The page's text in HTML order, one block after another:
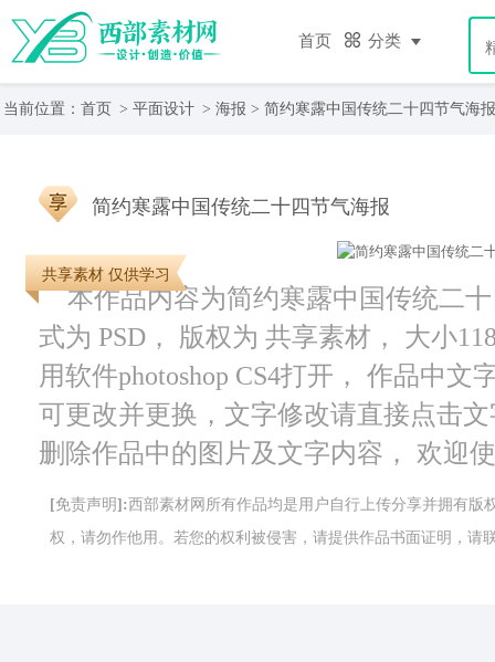
首页 分类
当前位置： 首页 > 平面设计 > 海报 > 简约寒露中国传统二十四节气海报
简约寒露中国传统二十四节气海报
共享素材 仅供学习
本作品内容为简约寒露中国传统二
式为 PSD， 版权为 共享素材， 大小
用软件photoshop CS4打开， 作品中
可更改并更换，文字修改请直接点击
删除作品中的图片及文字内容， 欢迎
[免责声明]:西部素材网所有作品均是用户自行上传分享并拥有
权，请勿作他用。若您的权利被侵害，请提供作品书面证明，请